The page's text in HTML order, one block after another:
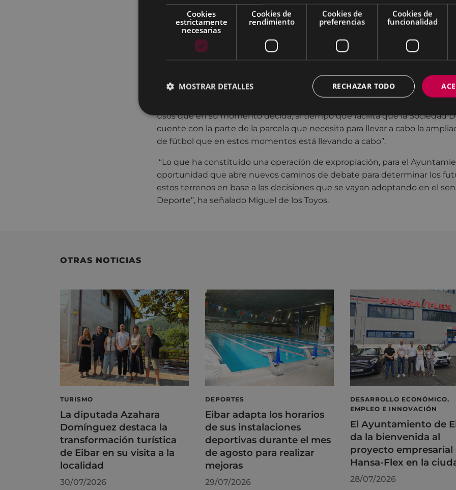
Ayuntamiento de Eibar a instancias de la Congregación para hacerse
esta parcela, que finalmente ha supuesto un coste de en torno a
a la tasación realizada y aceptada por mutuo acuerdo de las partes. La
presupuestaria de esta cantidad fue aprobada por el pleno en la sesión
Tras la firma del convenio, el alcalde en funciones, Miguel de los Toyos, ha
usos que en su momento decida, al tiempo que facilita que la Sociedad
cuente con la parte de la parcela que necesita para llevar a cabo la
de fútbol que en estos momentos está llevando a cabo”.
“Lo que ha constituido una operación de expropiación, para el
oportunidad que abre nuevos caminos de debate para determinar los
estos terrenos en base a las decisiones que se vayan adoptando en el
Deporte”, ha señalado Miguel de los Toyos.
OTRAS NOTICIAS
TURISMO
La diputada Azahara
Domínguez destaca la
transformación turística
de Eibar en su visita a la
localidad
30/07/2026
DEPORTES
Eibar adapta los horarios
de sus instalaciones
deportivas durante el mes
de agosto para realizar
mejoras
29/07/2026
DESARROLLO ECONÓMICO,
EMPLEO E INNOVACIÓN
El Ayuntamiento de
da la bienvenida al
proyecto empresarial
Hansa-Flex en la
28/07/2026
Cookies
estrictamente
necesarias
Cookies de
rendimiento
Cookies de
preferencias
Cookies de
funcionalidad
RECHAZAR TODO
MOSTRAR DETALLES